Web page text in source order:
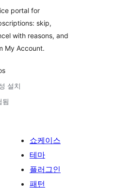
portal for
skip,
with reasons, and
My Account.
설치
됨
쇼케이스
테마
플러그인
패턴